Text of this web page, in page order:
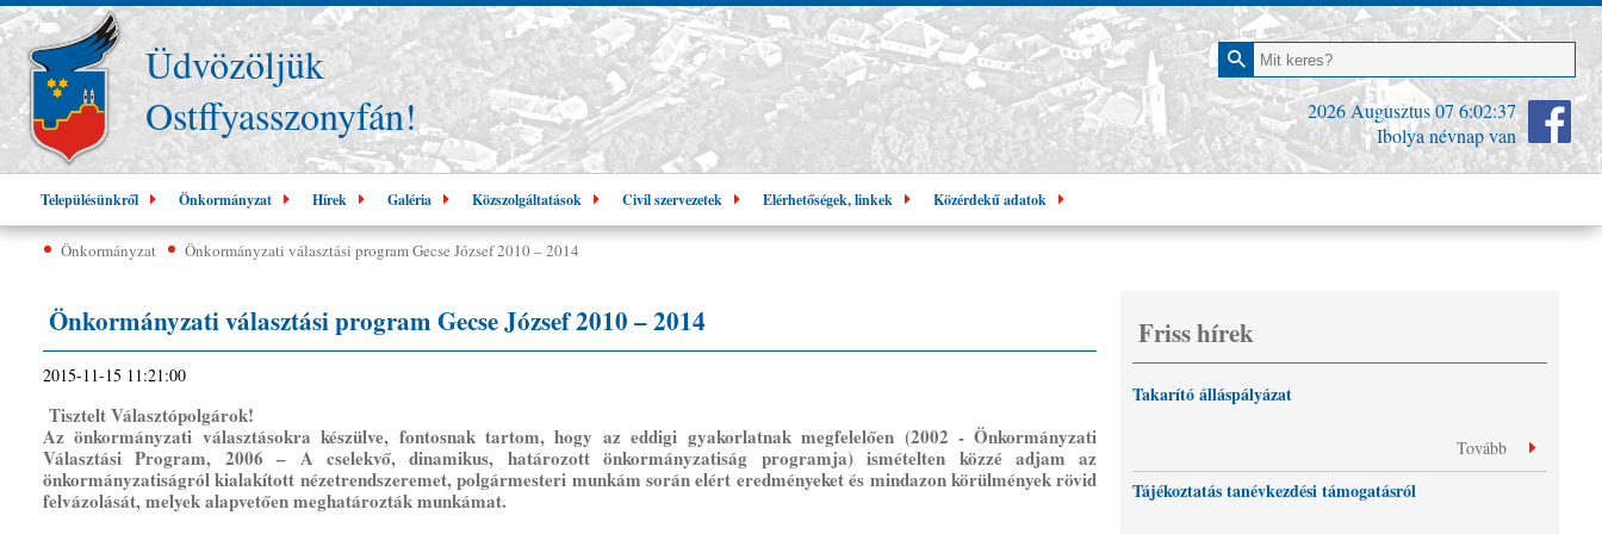
Üdvözöljük
Ostffyasszonyfán!
2026 Augusztus 07 6:02:37
Ibolya névnap van
Településünkről Önkormányzat Hírek Galéria Közszolgáltatások Civil szervezetek Elérhetőségek, linkek Közérdekű adatok
Önkormányzat Önkormányzati választási program Gecse József 2010 – 2014
Önkormányzati választási program Gecse József 2010 – 2014
2015-11-15 11:21:00
Tisztelt Választópolgárok!
Az önkormányzati választásokra készülve, fontosnak tartom, hogy az eddigi gyakorlatnak megfelelően (2002 - Önkormányzati
Választási Program, 2006 – A cselekvő, dinamikus, határozott önkormányzatiság programja) ismételten közzé adjam az
önkormányzatiságról kialakított nézetrendszeremet, polgármesteri munkám során elért eredményeket és mindazon körülmények rövid
felvázolását, melyek alapvetően meghatározták munkámat.
Friss hírek
Takarító álláspályázat
Tovább
Tájékoztatás tanévkezdési támogatásról